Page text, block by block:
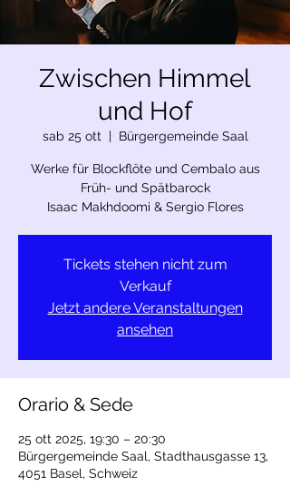
Zwischen Himmel
und Hof
sab 25 ott
  |
Bürgergemeinde Saal
Werke für Blockflöte und Cembalo aus
Früh- und Spätbarock
Isaac Makhdoomi & Sergio Flores
Tickets stehen nicht zum
Verkauf
Jetzt andere Veranstaltungen
ansehen
Orario & Sede
25 ott 2025, 19:30 – 20:30
Bürgergemeinde Saal, Stadthausgasse 13,
4051 Basel, Schweiz